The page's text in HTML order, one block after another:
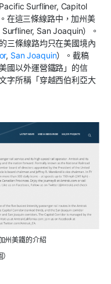
Surfliner, Capitol
在這三條線路中，加州美
San Joaquin）。
三條線路均只在美國境內
, San Joaquin）。截稿
國以外運營鐵路」的信
字所稱「穿越西伯利亞大
州美鐵的介紹